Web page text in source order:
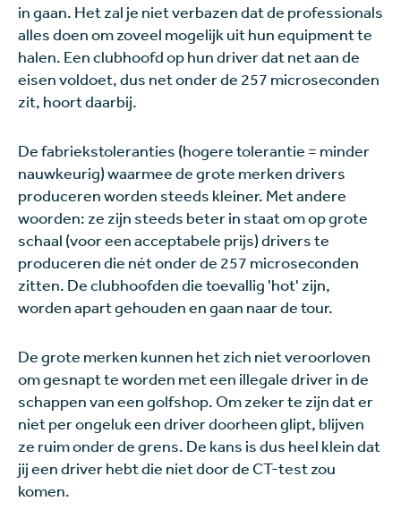
in gaan. Het zal je niet verbazen dat de professionals
alles doen om zoveel mogelijk uit hun equipment te
halen. Een clubhoofd op hun driver dat net aan de
eisen voldoet, dus net onder de 257 microseconden
zit, hoort daarbij.
De fabriekstoleranties (hogere tolerantie = minder
nauwkeurig) waarmee de grote merken drivers
produceren worden steeds kleiner. Met andere
woorden: ze zijn steeds beter in staat om op grote
schaal (voor een acceptabele prijs) drivers te
produceren die nét onder de 257 microseconden
zitten. De clubhoofden die toevallig 'hot' zijn,
worden apart gehouden en gaan naar de tour.
De grote merken kunnen het zich niet veroorloven
om gesnapt te worden met een illegale driver in de
schappen van een golfshop. Om zeker te zijn dat er
niet per ongeluk een driver doorheen glipt, blijven
ze ruim onder de grens. De kans is dus heel klein dat
jij een driver hebt die niet door de CT-test zou
komen.